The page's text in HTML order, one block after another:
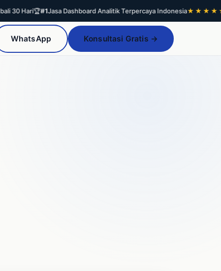
🏆#1Jasa Dashboard Analitik Terpercaya Indonesia★★★★★4.9/
WhatsApp Konsultasi Gratis →